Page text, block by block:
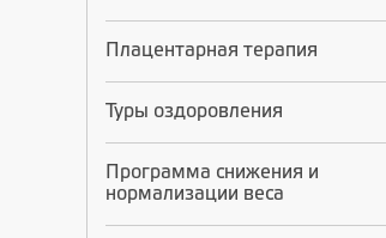
Плацентарная терапия
Туры оздоровления
Программа снижения и
нормализации веса